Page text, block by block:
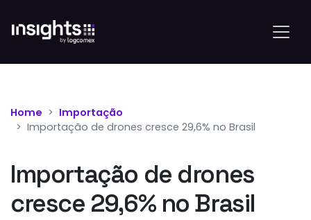
Home
Importação
Importação de drones cresce 29,6% no Brasil
Importação de drones
cresce 29,6% no Brasil